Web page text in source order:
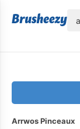
Arrwos Pinceaux